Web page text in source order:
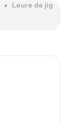
Leure de jig